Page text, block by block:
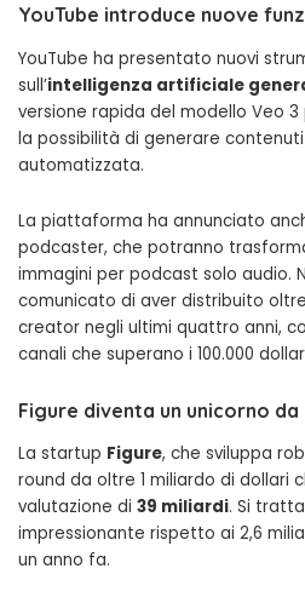
YouTube introduce nuove
YouTube ha presentato nuovi
sull’intelligenza artificiale
versione rapida del modello Veo
la possibilità di generare
automatizzata.
La piattaforma ha annunciato
podcaster, che potranno
immagini per podcast solo audio.
comunicato di aver distribuito
creator negli ultimi quattro anni,
canali che superano i 100.000
Figure diventa un unicorno da
La startup Figure, che sviluppa
round da oltre 1 miliardo di dollari
valutazione di 39 miliardi. Si
impressionante rispetto ai 2,6
un anno fa.